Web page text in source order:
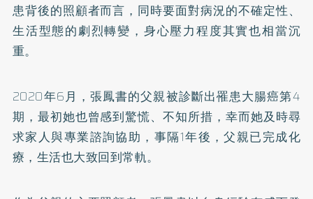
患背後的照顧者而言，同時要面對病況的不確定性、
生活型態的劇烈轉變，身心壓力程度其實也相當沉
重。
2020年6月，張鳳書的父親被診斷出罹患大腸癌第4
期，最初她也曾感到驚慌、不知所措，幸而她及時尋
求家人與專業諮詢協助，事隔1年後，父親已完成化
療，生活也大致回到常軌。